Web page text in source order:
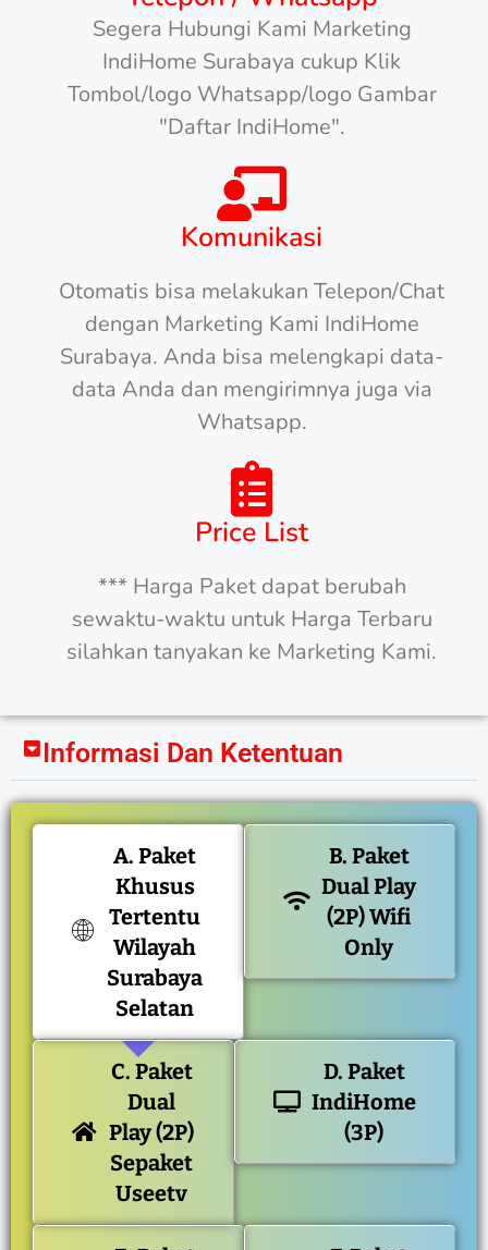
Segera Hubungi Kami Marketing
IndiHome Surabaya cukup Klik
Tombol/logo Whatsapp/logo Gambar
"Daftar IndiHome".
Komunikasi
Otomatis bisa melakukan Telepon/Chat
dengan Marketing Kami IndiHome
Surabaya. Anda bisa melengkapi data-
data Anda dan mengirimnya juga via
Whatsapp.
Price List
*** Harga Paket dapat berubah
sewaktu-waktu untuk Harga Terbaru
silahkan tanyakan ke Marketing Kami.
Informasi Dan Ketentuan
A. Paket
Khusus
Tertentu
Wilayah
Surabaya
Selatan
B. Paket
Dual Play
(2P) Wifi
Only
C. Paket
Dual
Play (2P)
Sepaket
Useetv
D. Paket
IndiHome
(3P)